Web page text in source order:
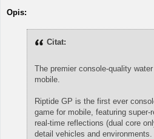
Opis:
Citat:
The premier console-quality
mobile.
Riptide GP is the first ever
game for mobile, featuring
real-time reflections (dual core
detail vehicles and environments.